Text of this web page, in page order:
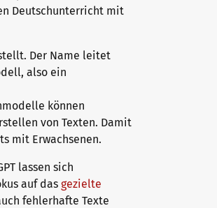
Deutschunterricht mit
Der Name leitet
also ein
können
von Texten. Damit
mit Erwachsenen.
lassen sich
auf das gezielte
fehlerhafte Texte